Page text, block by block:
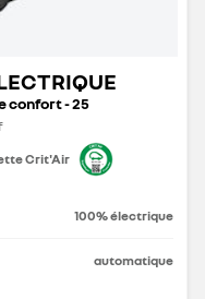
confort - 25
Crit'Air
100% électrique
automatique